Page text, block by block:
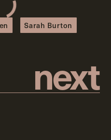
Sarah Burton
next